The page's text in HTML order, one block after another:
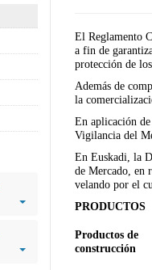
El Reglamento
a fin de
protección de
Además de
la
En aplicación
Vigilancia del
En Euskadi, la
de Mercado, en
velando por el
PRODUCTOS
Productos de
construcción